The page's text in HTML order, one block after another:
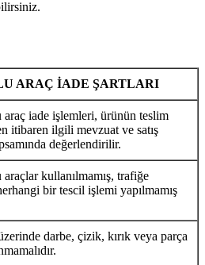
ARAÇ İADE ŞARTLARI
iade işlemleri, ürünün teslim
itibaren ilgili mevzuat ve satış
değerlendirilir.
kullanılmamış, trafiğe
bir tescil işlemi yapılmamış
darbe, çizik, kırık veya parça